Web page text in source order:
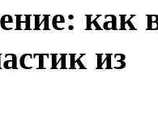
как
из